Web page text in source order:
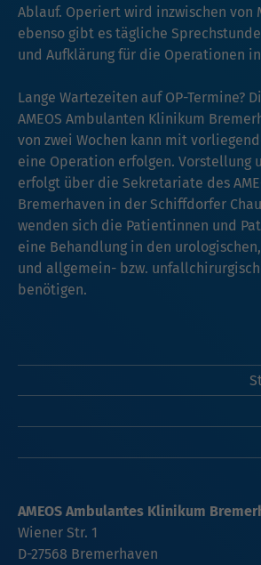
Ablauf. Operiert wird inzwischen von
ebenso gibt es tägliche
und Aufklärung für die Operationen
Lange Wartezeiten auf OP-Termine?
AMEOS Ambulanten Klinikum
von zwei Wochen kann mit
eine Operation erfolgen. Vorstellung
erfolgt über die Sekretariate des
Bremerhaven in der Schiffdorfer
wenden sich die Patientinnen und
eine Behandlung in den
und allgemein- bzw.
benötigen.
AMEOS Ambulantes Klinikum
Wiener Str. 1
D-27568 Bremerhaven